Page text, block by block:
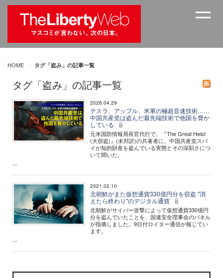
HOME タグ「盗み」の記事一覧
タグ「盗み」の記事一覧
2026.04.29
テスラ、アップル、米軍の極超音速技術……
中国共産党は盗んだ最先端技術で他国を脅か
している
元米国防情報局長官代行で、『The Great Heist
(大窃盗)』(未邦訳)の共著者に、中国共産党スパ
イが知的財産を盗んでいる実態とその深刻さにつ
いて聞いた。
...
2021.02.10
北朝鮮がまた仮想通貨330億円分を窃盗 "消
えたら終わり"のデジタル通貨
北朝鮮がサイバー攻撃によって仮想通貨330億円
分を盗んでいたことを、国連安全理事会のパネル
が指摘しました。9日付ロイター通信が報じてい
ます。
...